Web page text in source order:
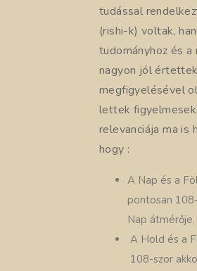
tudással
(rishi-k) voltak,
tudományhoz és
nagyon jól
megfigyelésével
lettek
relevanciája ma is
hogy :
A Nap és a
pontosan
Nap átmérője.
A Hold és a
108-szor